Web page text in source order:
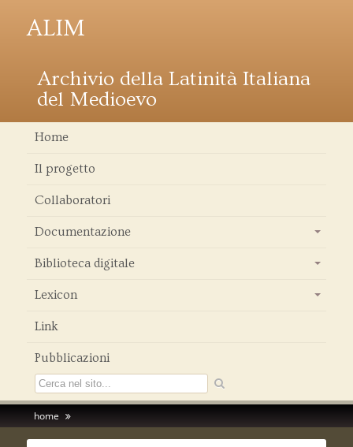
ALIM
Archivio della Latinità Italiana
del Medioevo
Home
Il progetto
Collaboratori
Documentazione
Biblioteca digitale
Lexicon
Link
Pubblicazioni
home